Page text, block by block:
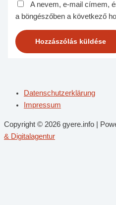
A nevem, e-mail címem,
a böngészőben a következő
Datenschutzerklärung
Impressum
Copyright © 2026 gyere.info |
& Digitalagentur